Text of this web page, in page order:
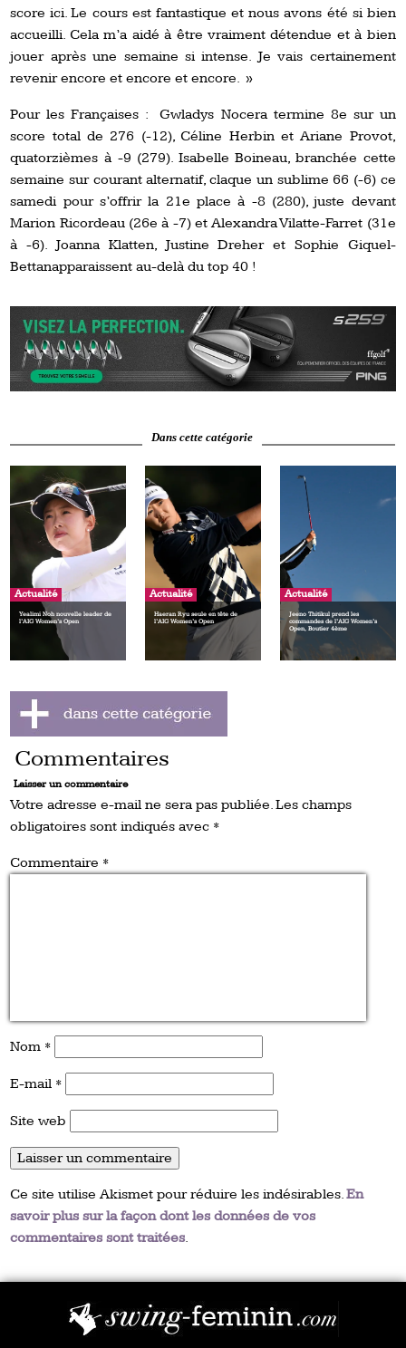
score ici. Le cours est fantastique et nous avons été si bien
accueilli. Cela m’a aidé à être vraiment détendue et à bien
jouer après une semaine si intense. Je vais certainement
revenir encore et encore et encore. »
Pour les Françaises : Gwladys Nocera termine 8e sur un
score total de 276 (-12), Céline Herbin et Ariane Provot,
quatorzièmes à -9 (279). Isabelle Boineau, branchée cette
semaine sur courant alternatif, claque un sublime 66 (-6) ce
samedi pour s’offrir la 21e place à -8 (280), juste devant
Marion Ricordeau (26e à -7) et Alexandra Vilatte-Farret (31e
à -6). Joanna Klatten, Justine Dreher et Sophie Giquel-
Bettanapparaissent au-delà du top 40 !
Dans cette catégorie
Actualité
Yealimi Noh nouvelle leader de
l’AIG Women’s Open
Actualité
Haeran Ryu seule en tête de
l’AIG Women’s Open
Actualité
Jeeno Thitikul prend les
commandes de l’AIG Women’s
Open, Boutier 4ème
Commentaires
Laisser un commentaire
Votre adresse e-mail ne sera pas publiée.Les champs
obligatoires sont indiqués avec *
Commentaire *
Nom *
E-mail *
Site web
Ce site utilise Akismet pour réduire les indésirables.En
savoir plus sur la façon dont les données de vos
commentaires sont traitées.